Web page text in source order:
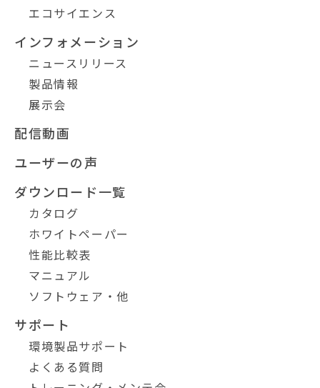
エコサイエンス
インフォメーション
ニュースリリース
製品情報
展示会
配信動画
ユーザーの声
ダウンロード一覧
カタログ
ホワイトペーパー
性能比較表
マニュアル
ソフトウェア・他
サポート
環境製品サポート
よくある質問